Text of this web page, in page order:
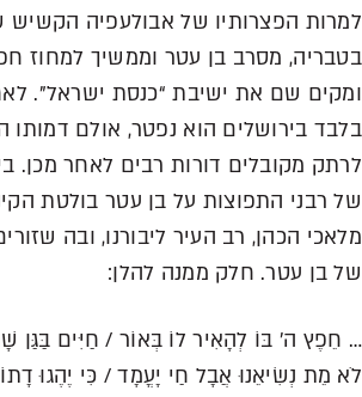
הפצרותיו של אבולעפיה הקשיש
מסרב בן עטר וממשיך למחוז
שם את ישיבת “כנסת ישראל”.
בירושלים הוא נפטר, אולם דמותו
מקובלים דורות רבים לאחר מכן.
רבני התפוצות על בן עטר בולטת
הכהן, רב העיר ליבורנו, ובה
בן עטר. חלק ממנה להלן:
ה’ בּוֹ לְהָאִיר לוֹ בְּאוֹר / חַיִּים בַּגַּן
מֵת נְשִׂיאֵנוּ אֲבָל חַי יָעֳמָד / כִּי יֶהֶגוּ דָתוֹ